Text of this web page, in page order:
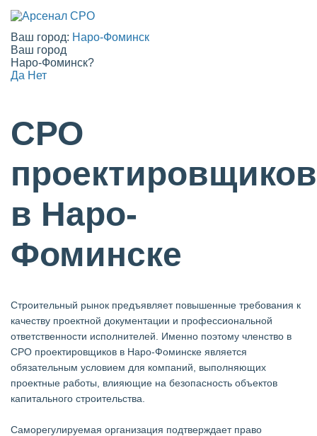
Ваш город: Наро-Фоминск
Ваш город
Наро-Фоминск?
Да Нет
СРО
проектировщиков
в Наро-
Фоминске
Строительный рынок предъявляет повышенные требования к
качеству проектной документации и профессиональной
ответственности исполнителей. Именно поэтому членство в
СРО проектировщиков в Наро-Фоминске является
обязательным условием для компаний, выполняющих
проектные работы, влияющие на безопасность объектов
капитального строительства.
Саморегулируемая организация подтверждает право